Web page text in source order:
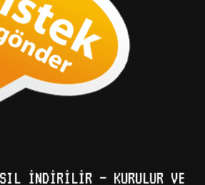
İNDIRILIR – KURULUR VE